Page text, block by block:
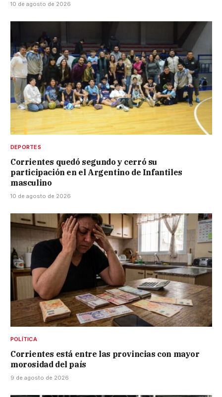
10 de agosto de 2026
DEPORTES
Corrientes quedó segundo y cerró su
participación en el Argentino de Infantiles
masculino
10 de agosto de 2026
POLÍTICA
Corrientes está entre las provincias con mayor
morosidad del país
9 de agosto de 2026